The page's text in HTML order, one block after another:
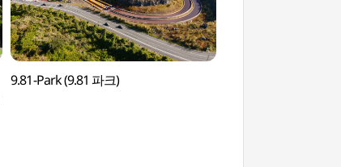
9.81-Park (9.81 파크)